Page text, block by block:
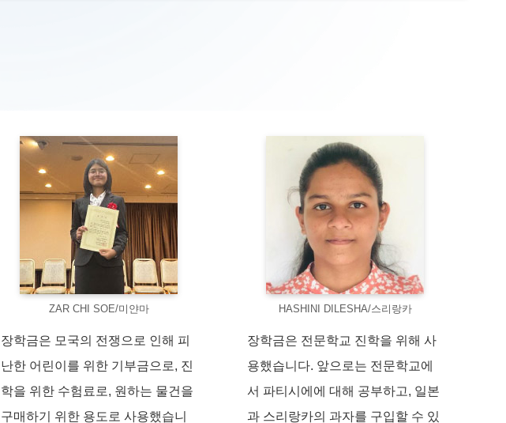
ZAR CHI SOE/미얀마
장학금은 모국의 전쟁으로 인해 피
난한 어린이를 위한 기부금으로, 진
학을 위한 수험료로, 원하는 물건을
구매하기 위한 용도로 사용했습니
HASHINI DILESHA/스리랑카
장학금은 전문학교 진학을 위해 사
용했습니다. 앞으로는 전문학교에
서 파티시에에 대해 공부하고, 일본
과 스리랑카의 과자를 구입할 수 있